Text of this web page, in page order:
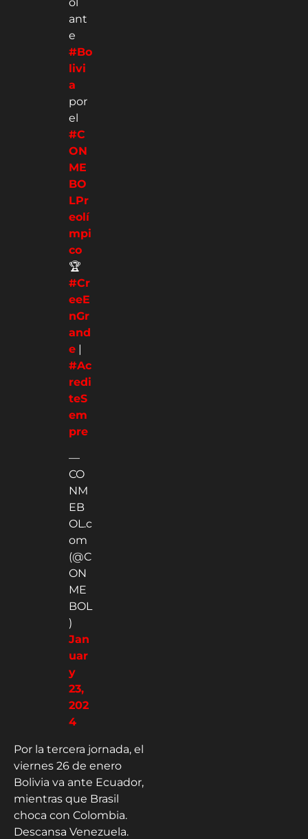
ant
e
#Bo
livi
a
por
el
#C
ON
ME
BO
LPr
eolí
mpi
co
🏆
#Cr
eeE
nGr
and
e |
#Ac
redi
teS
em
pre
—
CO
NM
EB
OL.c
om
(@C
ON
ME
BOL
)
Jan
uar
y
23,
202
4
Por la tercera jornada, el
viernes 26 de enero
Bolivia va ante Ecuador,
mientras que Brasil
choca con Colombia.
Descansa Venezuela.